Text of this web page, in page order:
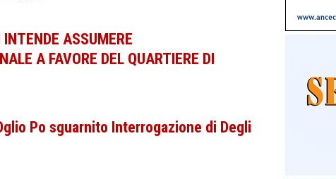
ASSUMERE
A FAVORE DEL QUARTIERE DI
Po sguarnito Interrogazione di Degli